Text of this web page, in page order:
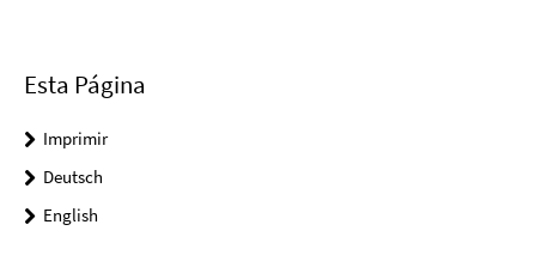
Esta Página
Imprimir
Deutsch
English